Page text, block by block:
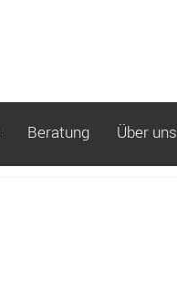
Beratung Über uns